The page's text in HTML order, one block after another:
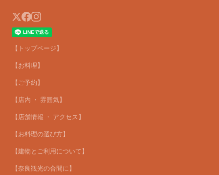
【トップページ】
【お料理】
【ご予約】
【店内 ・ 雰囲気】
【店舗情報 ・ アクセス】
【お料理の選び方】
【建物とご利用について】
【奈良観光の合間に】